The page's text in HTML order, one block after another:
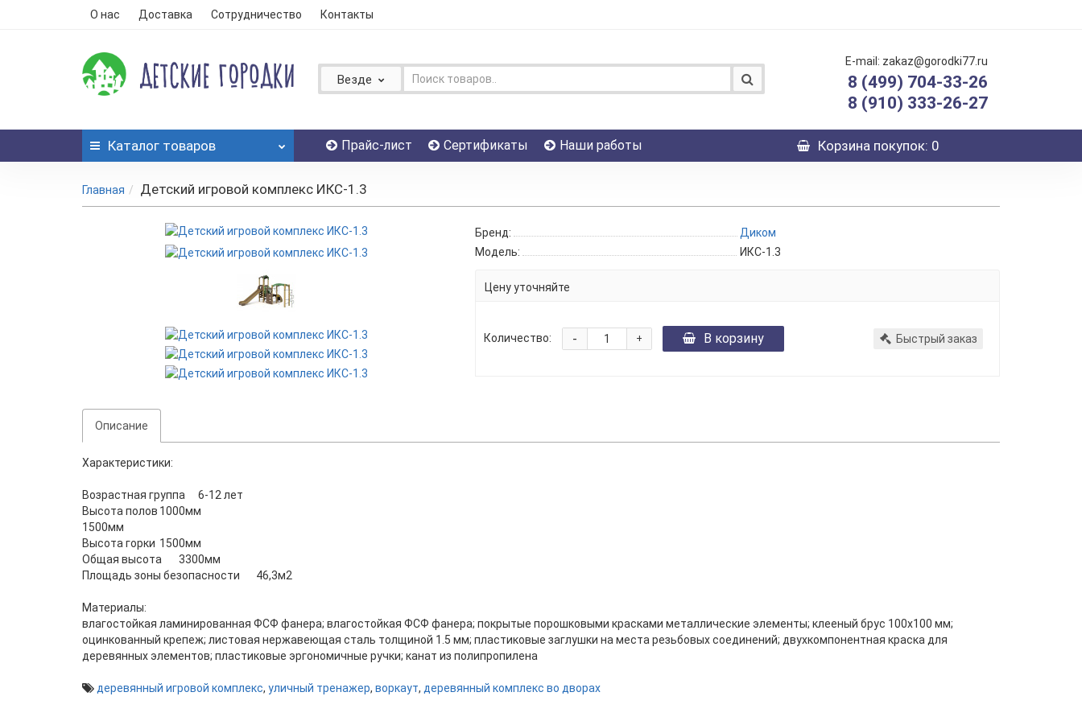
О нас Доставка Сотрудничество Контакты
Везде
E-mail: zakaz@gorodki77.ru
8 (499) 704-33-26
8 (910) 333-26-27
Каталог товаров Прайс-лист Сертификаты Наши работы Корзинапокупок: 0
Главная Детский игровой комплекс ИКС-1.3
Бренд:
Диком
Модель:
ИКС-1.3
Цену уточняйте
Количество: +
- В корзину Быстрый заказ
Описание
Характеристики:
Возрастная группа
6-12 лет
Высота полов 1000мм
1500мм
Высота горки 1500мм
Общая высота
3300мм
Площадь зоны безопасности
46,3м2
Материалы:
влагостойкая ламинированная ФСФ фанера; влагостойкая ФСФ фанера; покрытые порошковыми красками металлические элементы; клееный брус 100х100 мм;
оцинкованный крепеж; листовая нержавеющая сталь толщиной 1.5 мм; пластиковые заглушки на места резьбовых соединений; двухкомпонентная краска для
деревянных элементов; пластиковые эргономичные ручки; канат из полипропилена
деревянный игровой комплекс, уличный тренажер, воркаут, деревянный комплекс во дворах